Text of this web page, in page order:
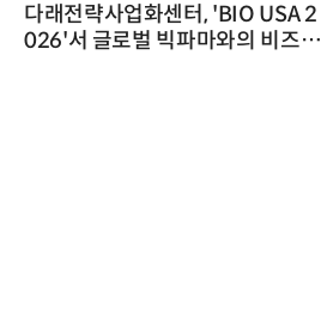
다래전략사업화센터, 'BIO USA 2
026'서 글로벌 빅파마와의 비즈니